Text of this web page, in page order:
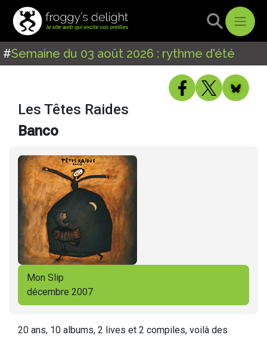
#Semaine du 03 août 2026 : rythme d'été
Les Têtes Raides
Banco
Mon Slip
décembre 2007
20 ans, 10 albums, 2 lives et 2 compiles, voilà des